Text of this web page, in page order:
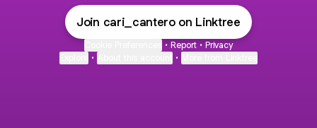
Join cari_cantero on Linktree
• Report • Privacy
• •